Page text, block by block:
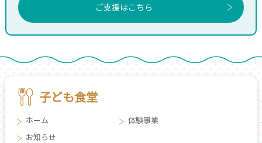
ご支援はこちら
子ども食堂
ホーム
体験事業
お知らせ